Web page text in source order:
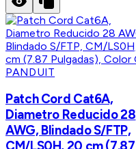
PANDUIT
Patch Cord Cat6A,
Diametro Reducido 28
AWG, Blindado S/FTP,